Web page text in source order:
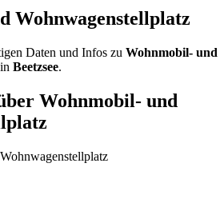
Wohnwagenstellplatz
Daten und Infos zu Wohnmobil- und
Beetzsee.
Wohnmobil- und